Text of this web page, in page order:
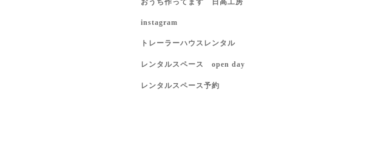
おうち作ってます 日高工房
instagram
トレーラーハウスレンタル
レンタルスペース open day
レンタルスペース予約